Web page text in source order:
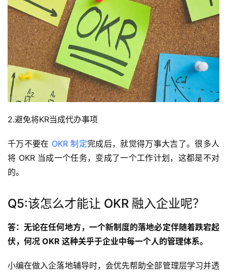
2.避免将KR当成代办事项
千万不要在 OKR 制定完成后，就觉得万事大吉了。很多人
将 OKR 当成一个任务，变成了一个工作计划，这都是不对
的。
Q5:该怎么才能让 OKR 融入企业呢？
答：无论在任何地方，一个新制度的落地必定伴随着跌宕起
伏，何况 OKR 这种关乎于企业中每一个人的管理体系。
小编在做入企落地辅导时，会优先帮助全部管理层学习并透